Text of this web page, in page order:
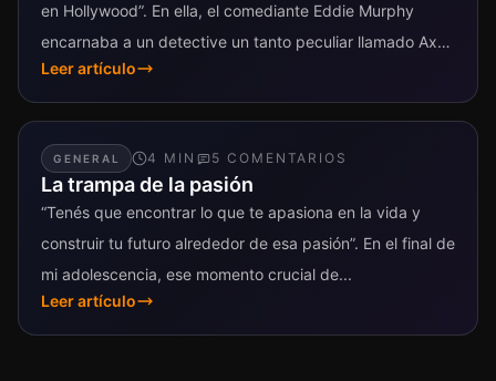
en Hollywood”. En ella, el comediante Eddie Murphy
encarnaba a un detective un tanto peculiar llamado Axel
Foley. Foley no...
Leer artículo
GENERAL 4 MIN 5 COMENTARIO S
La trampa de la pasión
“Tenés que encontrar lo que te apasiona en la vida y
construir tu futuro alrededor de esa pasión”. En el final de
mi adolescencia, ese momento crucial de...
Leer artículo